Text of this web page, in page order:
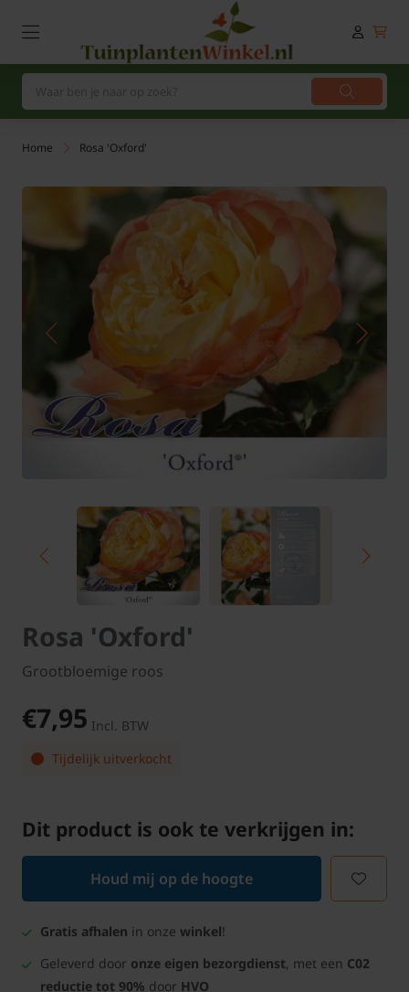
Home Rosa 'Oxford'
Rosa 'Oxford'
Grootbloemige roos
€7,95 Incl. BTW
Tijdelijk uitverkocht
Dit product is ook te verkrijgen in:
Houd mij op de hoogte
Gratis afhalen in onze winkel!
Geleverd door onze eigen bezorgdienst, met een C02
reductie tot 90% door HVO